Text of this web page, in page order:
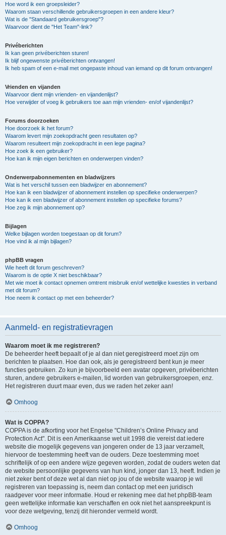
Hoe word ik een groepsleider?
Waarom staan verschillende gebruikersgroepen in een andere kleur?
Wat is de "Standaard gebruikersgroep"?
Waarvoor dient de "Het Team"-link?
Privéberichten
Ik kan geen privéberichten sturen!
Ik blijf ongewenste privéberichten ontvangen!
Ik heb spam of een e-mail met ongepaste inhoud van iemand op dit forum ontvangen!
Vrienden en vijanden
Waarvoor dient mijn vrienden- en vijandenlijst?
Hoe verwijder of voeg ik gebruikers toe aan mijn vrienden- en/of vijandenlijst?
Forums doorzoeken
Hoe doorzoek ik het forum?
Waarom levert mijn zoekopdracht geen resultaten op?
Waarom resulteert mijn zoekopdracht in een lege pagina?
Hoe zoek ik een gebruiker?
Hoe kan ik mijn eigen berichten en onderwerpen vinden?
Onderwerpabonnementen en bladwijzers
Wat is het verschil tussen een bladwijzer en abonnement?
Hoe kan ik een bladwijzer of abonnement instellen op specifieke onderwerpen?
Hoe kan ik een bladwijzer of abonnement instellen op specifieke forums?
Hoe zeg ik mijn abonnement op?
Bijlagen
Welke bijlagen worden toegestaan op dit forum?
Hoe vind ik al mijn bijlagen?
phpBB vragen
Wie heeft dit forum geschreven?
Waarom is de optie X niet beschikbaar?
Met wie moet ik contact opnemen omtrent misbruik en/of wettelijke kwesties in verband
met dit forum?
Hoe neem ik contact op met een beheerder?
Aanmeld- en registratievragen
Waarom moet ik me registreren?
De beheerder heeft bepaalt of je al dan niet geregistreerd moet zijn om
berichten te plaatsen. Hoe dan ook, als je geregistreerd bent kun je meer
functies gebruiken. Zo kun je bijvoorbeeld een avatar opgeven, privéberichten
sturen, andere gebruikers e-mailen, lid worden van gebruikersgroepen, enz.
Het registreren duurt maar even, dus we raden het zeker aan!
Omhoog
Wat is COPPA?
COPPA is de afkorting voor het Engelse "Children’s Online Privacy and
Protection Act". Dit is een Amerikaanse wet uit 1998 die vereist dat iedere
website die mogelijk gegevens van jongeren onder de 13 jaar verzamelt,
hiervoor de toestemming heeft van de ouders. Deze toestemming moet
schriftelijk of op een andere wijze gegeven worden, zodat de ouders weten dat
de website persoonlijke gegevens van hun kind, jonger dan 13, heeft. Indien je
niet zeker bent of deze wet al dan niet op jou of de website waarop je wil
registreren van toepassing is, neem dan contact op met een juridisch
raadgever voor meer informatie. Houd er rekening mee dat het phpBB-team
geen wettelijke informatie kan verschaffen en ook niet het aanspreekpunt is
voor deze wetgeving, tenzij dit hieronder vermeld wordt.
Omhoog